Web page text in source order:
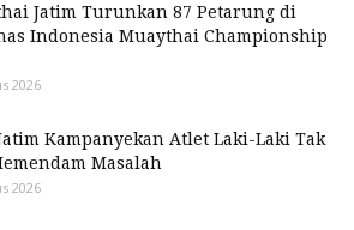
Jatim Turunkan 87 Petarung di
Indonesia Muaythai Championship
2026
Kampanyekan Atlet Laki-Laki Tak
Masalah
2026